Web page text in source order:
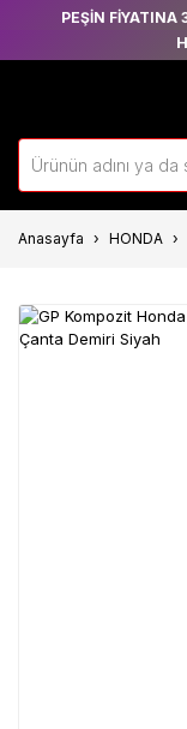
PEŞİN FİYATINA
Anasayfa HONDA